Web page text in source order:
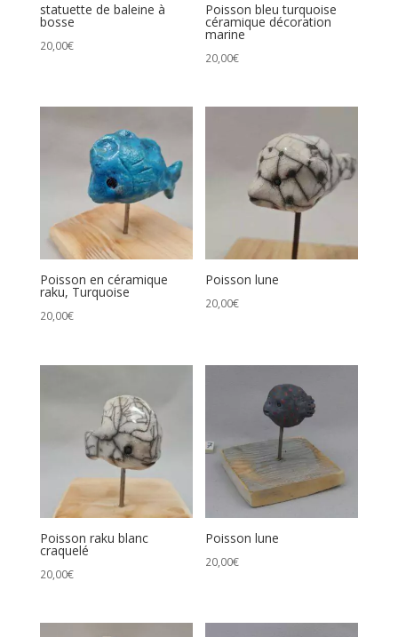
statuette de baleine à
bosse
20,00€
Poisson bleu turquoise
céramique décoration
marine
20,00€
Poisson en céramique
raku, Turquoise
20,00€
Poisson lune
20,00€
Poisson raku blanc
craquelé
20,00€
Poisson lune
20,00€